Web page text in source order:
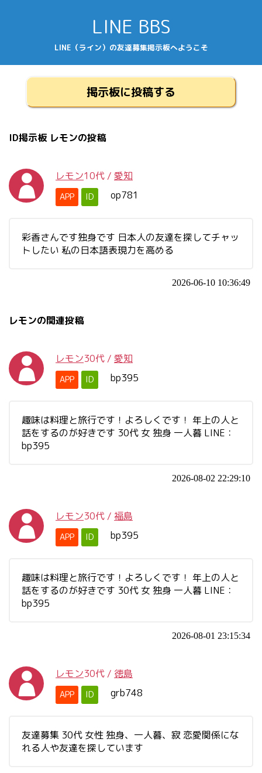
LINE BBS
LINE（ライン）の友達募集掲示板へようこそ
掲示板に投稿する
ID掲示板 レモンの投稿
レモン10代 / 愛知
APP ID op781
彩香さんです独身です 日本人の友達を探してチャッ
トしたい 私の日本語表現力を高める
2026-06-10 10:36:49
レモンの関連投稿
レモン30代 / 愛知
APP ID bp395
趣味は料理と旅行です！よろしくです！ 年上の人と
話をするのが好きです 30代 女 独身 一人暮 LINE：
bp395
2026-08-02 22:29:10
レモン30代 / 福島
APP ID bp395
趣味は料理と旅行です！よろしくです！ 年上の人と
話をするのが好きです 30代 女 独身 一人暮 LINE：
bp395
2026-08-01 23:15:34
レモン30代 / 徳島
APP ID grb748
友達募集 30代 女性 独身、一人暮、寂 恋愛関係にな
れる人や友達を探しています